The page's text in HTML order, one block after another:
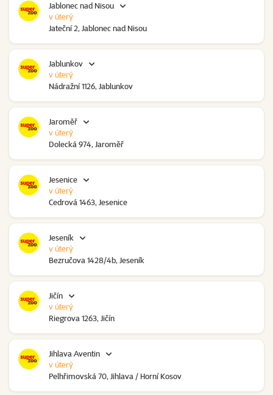
Jablonec nad Nisou
Jateční 2, Jablonec nad Nisou
v úterý
Jablunkov
Nádražní 1126, Jablunkov
v úterý
Jaroměř
Dolecká 974, Jaroměř
v úterý
Jesenice
Cedrová 1463, Jesenice
v úterý
Jeseník
Bezručova 1428/4b, Jeseník
v úterý
Jičín
Riegrova 1263, Jičín
v úterý
Jihlava Aventin
Pelhřimovská 70, Jihlava / Horní Kosov
v úterý